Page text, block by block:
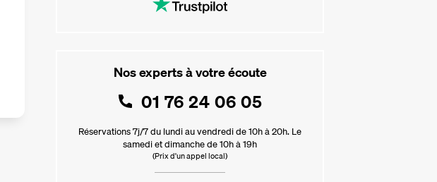
Nos experts à votre écoute
01 76 24 06 05
Réservations 7j/7 du lundi au vendredi de 10h à 20h. Le
samedi et dimanche de 10h à 19h
(Prix d'un appel local)